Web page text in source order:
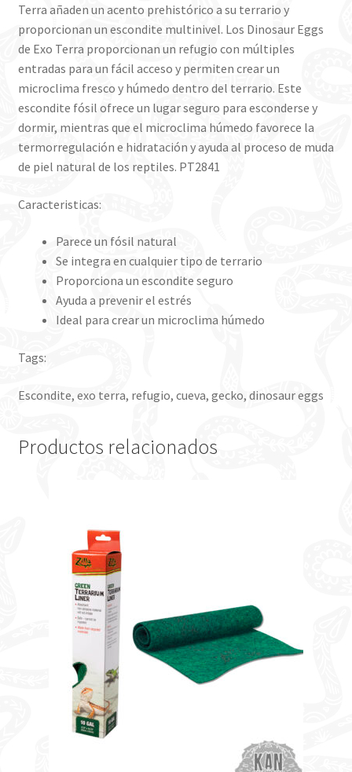
Terra añaden un acento prehistórico a su terrario y
proporcionan un escondite multinivel. Los Dinosaur Eggs
de Exo Terra proporcionan un refugio con múltiples
entradas para un fácil acceso y permiten crear un
microclima fresco y húmedo dentro del terrario. Este
escondite fósil ofrece un lugar seguro para esconderse y
dormir, mientras que el microclima húmedo favorece la
termorregulación e hidratación y ayuda al proceso de muda
de piel natural de los reptiles. PT2841
Caracteristicas:
Parece un fósil natural
Se integra en cualquier tipo de terrario
Proporciona un escondite seguro
Ayuda a prevenir el estrés
Ideal para crear un microclima húmedo
Tags:
Escondite, exo terra, refugio, cueva, gecko, dinosaur eggs
Productos relacionados